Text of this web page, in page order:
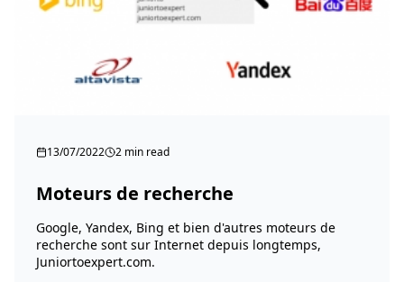
13/07/2022 2 min read
Moteurs de recherche
Google, Yandex, Bing et bien d'autres moteurs de
recherche sont sur Internet depuis longtemps,
Juniortoexpert.com.